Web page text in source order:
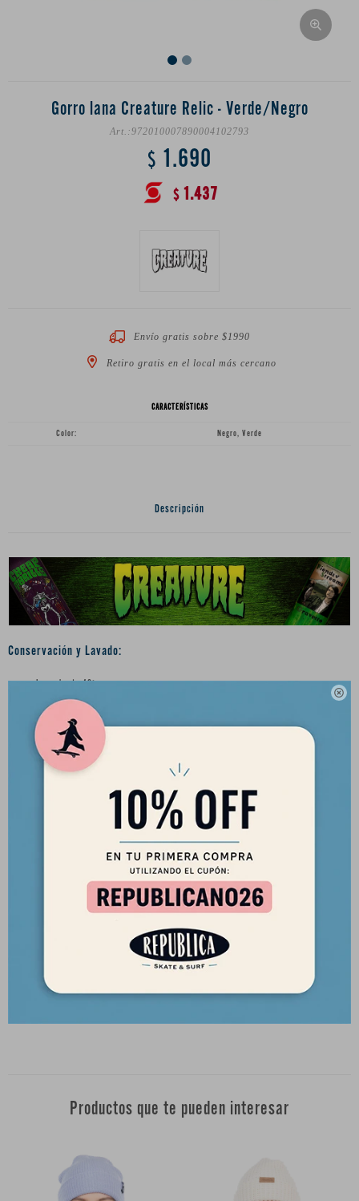

Gorro lana Creature Relic - Verde/Negro
972010007890004102793
$ 1.690
$ 1.437
Envío gratis sobre $1990
Retiro gratis en el local más cercano
CARACTERÍSTICAS
Color Negro, Verde
Descripción
Conservación y Lavado:
Lavar hasta 40º.
Prohibido secadora.
Planchar hasta 150º y no pasar sobre la impresión.
No lavar en seco.
Creature Skateboards, conocida por sus gráficos de temática de
agresivo, fue fundada en 1994 por Russ Pope. Tras un breve
inicio, la marca resurgió a mediados de la década de 2000
gracias a Lee Charon y Darren Navarrette, convirtiéndose en
Productos que te pueden interesar